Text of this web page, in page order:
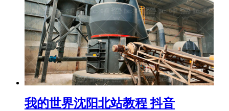
我的世界沈阳北站教程 抖音